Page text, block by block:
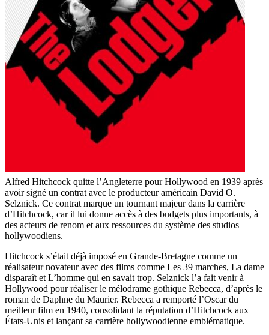
Alfred Hitchcock quitte l’Angleterre pour Hollywood en 1939 après
avoir signé un contrat avec le producteur américain David O.
Selznick. Ce contrat marque un tournant majeur dans la carrière
d’Hitchcock, car il lui donne accès à des budgets plus importants, à
des acteurs de renom et aux ressources du système des studios
hollywoodiens.
Hitchcock s’était déjà imposé en Grande-Bretagne comme un
réalisateur novateur avec des films comme Les 39 marches, La dame
disparaît et L’homme qui en savait trop. Selznick l’a fait venir à
Hollywood pour réaliser le mélodrame gothique Rebecca, d’après le
roman de Daphne du Maurier. Rebecca a remporté l’Oscar du
meilleur film en 1940, consolidant la réputation d’Hitchcock aux
États-Unis et lançant sa carrière hollywoodienne emblématique.